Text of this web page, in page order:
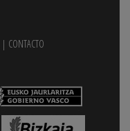
| CONTACTO